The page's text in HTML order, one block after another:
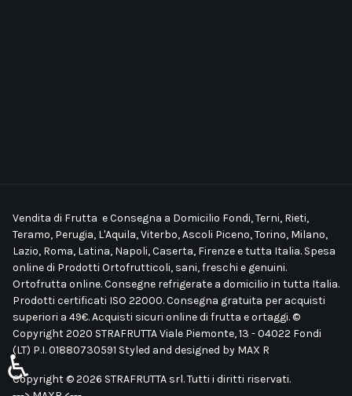
Vendita di Frutta e Consegna a Domicilio Fondi, Terni, Rieti,
Teramo, Perugia, L'Aquila, Viterbo, Ascoli Piceno, Torino, Milano,
Lazio, Roma, Latina, Napoli, Caserta, Firenze e tutta Italia. Spesa
online di Prodotti Ortofrutticoli, sani, freschi e genuini.
Ortofrutta online. Consegne refrigerate a domicilio in tutta Italia.
Prodotti certificati ISO 22000. Consegna gratuita per acquisti
superiori a 49€. Acquisti sicuri online di frutta e ortaggi. ©
Copyright 2020 STRAFRUTTA Viale Piemonte, 13 - 04022 Fondi
(LT) P.I. 01880730591 Styled and designed by MAX R
Copyright © 2026 STRAFRUTTA srl. Tutti i diritti riservati.